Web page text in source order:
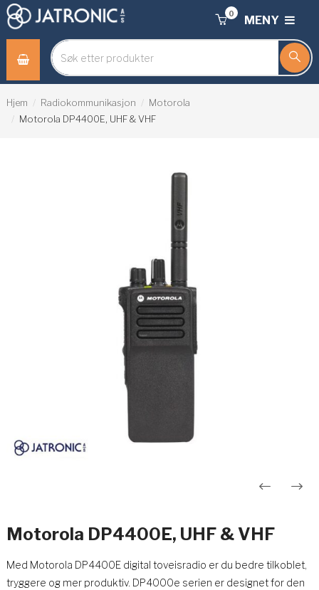
MENY
0
Hjem Radiokommunikasjon
Motorola
Motorola DP4400E, UHF & VHF
Motorola DP4400E, UHF & VHF
Med Motorola DP4400E digital toveisradio er du bedre tilkoblet,
tryggere og mer produktiv. DP4000e serien er designet for den